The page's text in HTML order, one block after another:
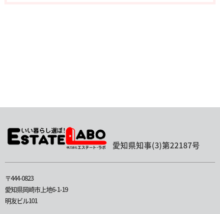
愛知県知事(3)第22187号
〒444-0823
愛知県岡崎市上地6-1-19
明友ビル101